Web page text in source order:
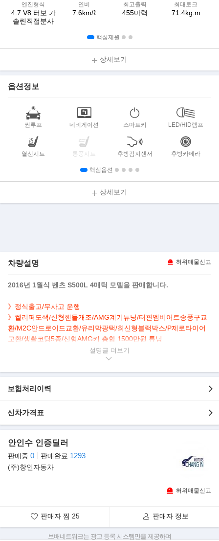
엔진형식
4.7 V8 터보 가
솔린직접분사
연비
7.6km/ℓ
최고출력
455마력
최대토크
71.4kg.m
핵심제원
상세보기
옵션정보
썬루프 네비게이션 스마트키 LED/HID램프
열선시트 통풍시트 후방감지센서 후방카메라
핵심옵션
상세보기
차량설명 허위매물신고
2016년 1월식 벤츠 S500L 4매틱 모델을 판매합니다.
》정식출고/무사고 운행
》켈리퍼도색/신형핸들개조/AMG계기튜닝/터핀엠비어트송풍구교
환/M2C안드로이드교환/유리막광택/최신형블랙박스/P제로타이어
교환/생활코딩5종/신형AMG키 총합 1500만원 튜닝
》W222 후기형 S63 AMG Look 드레스업
》뒷좌석 모니터 & 넓은 레그룸 갖춘 롱바디 모델
》안정감 더해주는 4매틱 시스템, 455마력 8기통 럭셔리 세단
▶본 차량상태..
- 무사고 운행
- 185,904km 실주행
- 깔끔하게 관리된 내/외관 보유
- 안락함과 455마력 강력한 성능의 조화
- 옵션으로 내비/HUD/어라운드뷰/파노라마/뒷좌석 모니터/열선,통
진수, 최고의 효율성, 최첨단 주행 보조
시스템으로 무장한 뉴 S클래스는 동급 최고수준의 가치와 새로운
설명글
보험처리이력
신차가격표
안인수 인증딜러
판매중 0 판매완료 1293
(주)창인자동차
허위매물신고
판매자 찜 25 판매자 정보
보배네트워크는 광고 등록 시스템만을 제공하며